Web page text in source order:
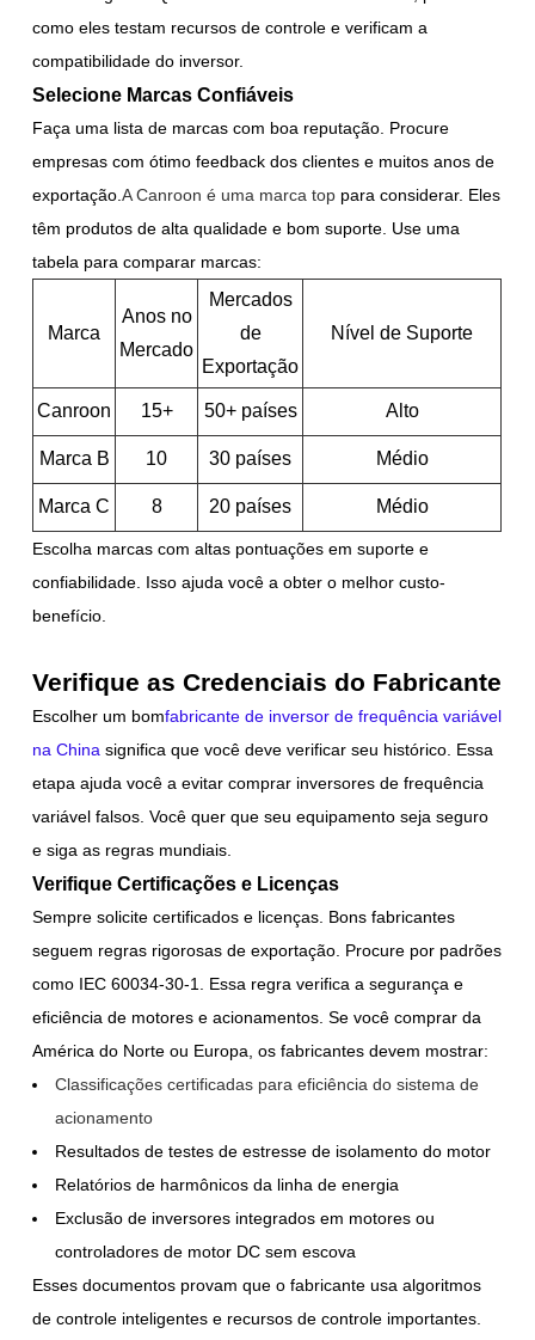
como eles testam recursos de controle e verificam a
compatibilidade do inversor.
Selecione Marcas Confiáveis
Faça uma lista de marcas com boa reputação. Procure
empresas com ótimo feedback dos clientes e muitos anos de
exportação.A Canroon é uma marca top para considerar. Eles
têm produtos de alta qualidade e bom suporte. Use uma
tabela para comparar marcas:
Marca
Anos no
Mercado
Mercados
de
Exportação
Nível de Suporte
Canroon 15+ 50+ países Alto
Marca B 10 30 países Médio
Marca C 8 20 países Médio
Escolha marcas com altas pontuações em suporte e
confiabilidade. Isso ajuda você a obter o melhor custo-
benefício.
Verifique as Credenciais do Fabricante
Escolher um bomfabricante de inversor de frequência variável
na China significa que você deve verificar seu histórico. Essa
etapa ajuda você a evitar comprar inversores de frequência
variável falsos. Você quer que seu equipamento seja seguro
e siga as regras mundiais.
Verifique Certificações e Licenças
Sempre solicite certificados e licenças. Bons fabricantes
seguem regras rigorosas de exportação. Procure por padrões
como IEC 60034-30-1. Essa regra verifica a segurança e
eficiência de motores e acionamentos. Se você comprar da
América do Norte ou Europa, os fabricantes devem mostrar:
Classificações certificadas para eficiência do sistema de
acionamento
Resultados de testes de estresse de isolamento do motor
Relatórios de harmônicos da linha de energia
Exclusão de inversores integrados em motores ou
controladores de motor DC sem escova
Esses documentos provam que o fabricante usa algoritmos
de controle inteligentes e recursos de controle importantes.